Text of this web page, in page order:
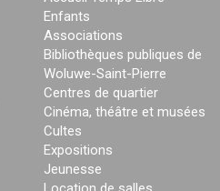
Enfants
Associations
Bibliothèques publiques de
Woluwe-Saint-Pierre
Centres de quartier
Cinéma, théâtre et musées
Cultes
Expositions
Jeunesse